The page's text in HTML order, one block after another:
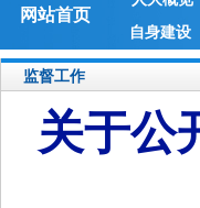
网站首页
自身建设
监督工作
关于公